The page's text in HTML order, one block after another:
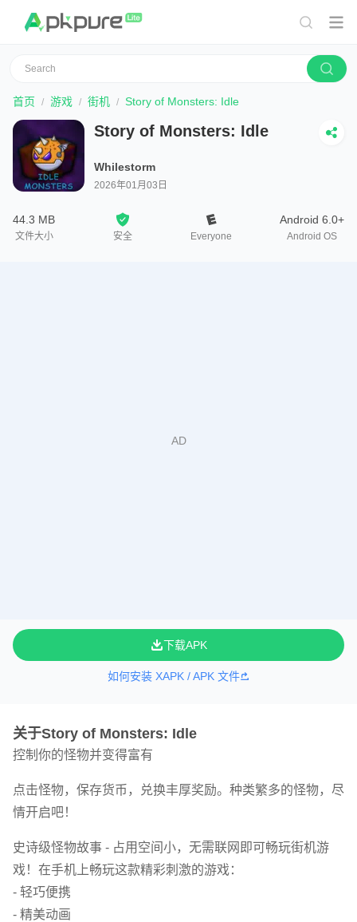
首页 游戏 街机 Story of Monsters: Idle
Story of Monsters: Idle
Whilestorm
2026年01月03日
44.3 MB
文件大小 安全 Everyone
Android 6.0+
Android OS
下载APK
如何安装 XAPK / APK 文件
关于Story of Monsters: Idle
控制你的怪物并变得富有
点击怪物，保存货币，兑换丰厚奖励。种类繁多的怪物，尽
情开启吧！
史诗级怪物故事 - 占用空间小，无需联网即可畅玩街机游
戏！在手机上畅玩这款精彩刺激的游戏：
- 轻巧便携
- 精美动画